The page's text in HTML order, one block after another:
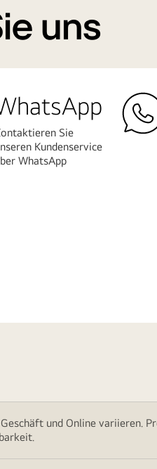
uns
Sie
Kundenservice
WhatsApp
und Online variieren.